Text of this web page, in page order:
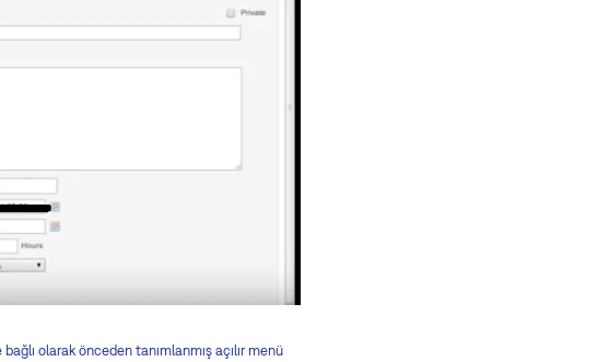
olarak önceden tanımlanmış açılır menü